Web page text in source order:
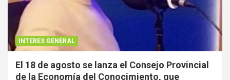
INTERES GENERAL
El 18 de agosto se lanza el Consejo Provincial
de la Economía del Conocimiento, que